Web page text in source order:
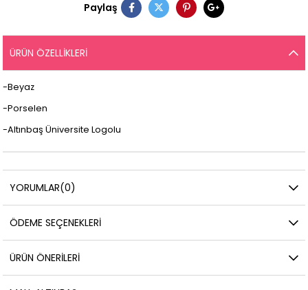
Paylaş
ÜRÜN ÖZELLIKLERI
-Beyaz
-Porselen
-Altınbaş Üniversite Logolu
YORUMLAR(0)
ÖDEME SEÇENEKLERI
ÜRÜN ÖNERILERI